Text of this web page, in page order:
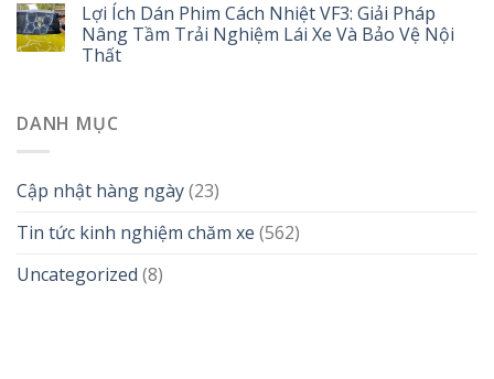
Lợi Ích Dán Phim Cách Nhiệt VF3: Giải Pháp
Nâng Tầm Trải Nghiệm Lái Xe Và Bảo Vệ Nội
Thất
DANH MỤC
Cập nhật hàng ngày(23)
Tin tức kinh nghiệm chăm xe (562)
Uncategorized (8)